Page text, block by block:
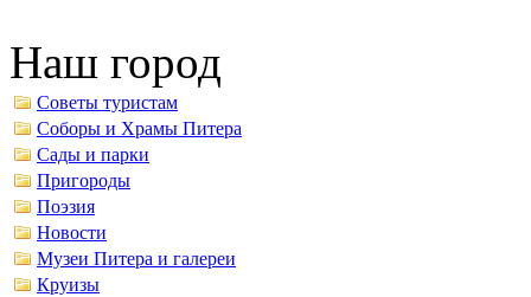
Наш город
Советы туристам
Соборы и Храмы Питера
Сады и парки
Пригороды
Поэзия
Новости
Музеи Питера и галереи
Круизы